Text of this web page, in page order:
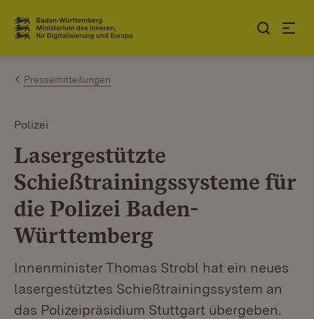
Zum Inhalt springen
Link zur Startseite
Pressemitteilungen
Polizei
Lasergestützte
Schießtrainingssysteme für
die Polizei Baden-
Württemberg
Innenminister Thomas Strobl hat ein neues
lasergestütztes Schießtrainingssystem an
das Polizeipräsidium Stuttgart übergeben.